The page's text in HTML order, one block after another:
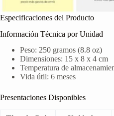
Especificaciones del Producto
Información Técnica por Unidad
Peso: 250 gramos (8.8 oz)
Dimensiones: 15 x 8 x 4 cm
Temperatura de
Vida útil: 6 meses
Presentaciones Disponibles